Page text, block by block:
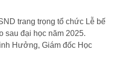
trang trọng tổ chức Lễ bế
sau đại học năm 2025.
Hưởng, Giám đốc Học